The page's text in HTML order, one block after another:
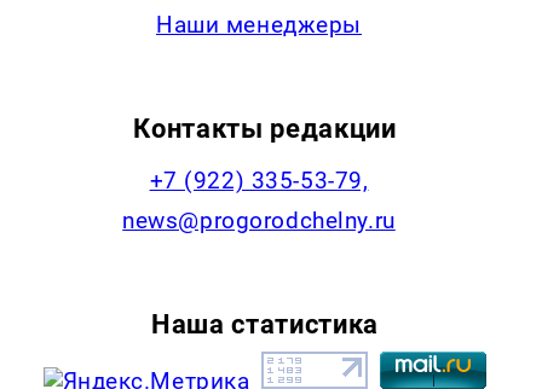
Наши менеджеры
Контакты редакции
+7 (922) 335-53-79,
news@progorodchelny.ru
Наша статистика